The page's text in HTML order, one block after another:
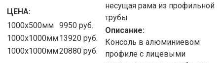
ЦЕНА:
1000х500мм 9950 руб.
1000х1000мм13920 руб.
1000х1000мм20880 руб.
несущая рама из профильной
трубы
Описание:
Консоль в алюминиевом
профиле с лицевыми